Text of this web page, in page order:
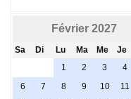
Février 2027
Sa Di Lu Ma Me Je
1
2 3 4
6
7 8 9 10 11